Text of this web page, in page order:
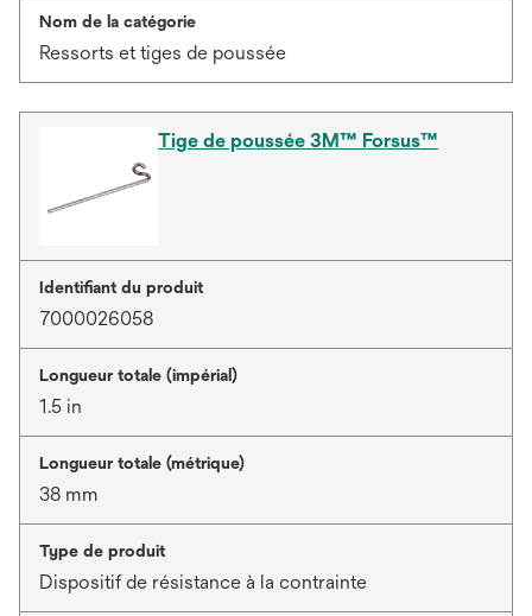
Nom de la catégorie
Ressorts et tiges de poussée
Tige de poussée 3M™ Forsus™
Identifiant du produit
7000026058
Longueur totale (impérial)
1.5 in
Longueur totale (métrique)
38 mm
Type de produit
Dispositif de résistance à la contrainte